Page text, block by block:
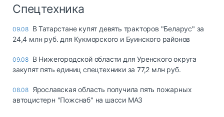
Спецтехника
09.08 В Татарстане купят девять тракторов "Беларус" за
24,4 млн руб. для Кукморского и Буинского районов
09.08 В Нижегородской области для Уренского округа
закупят пять единиц спецтехники за 77,2 млн руб.
08.08 Ярославская область получила пять пожарных
автоцистерн "Пожснаб" на шасси МАЗ